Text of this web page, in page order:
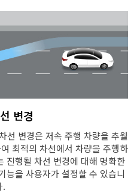
변경
선 변경은 저속 주행 차량을 추월
최적의 차선에서 차량을 주행하
진행될 차선 변경에 대해 명확한
능을 사용자가 설정할 수 있습니
.